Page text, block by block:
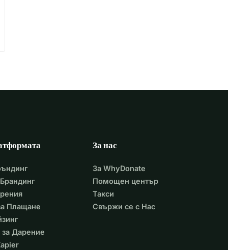
Плащане
Дарение
За нас
За WhyDonate
Помощен център
Такси
Свържи се с Нас